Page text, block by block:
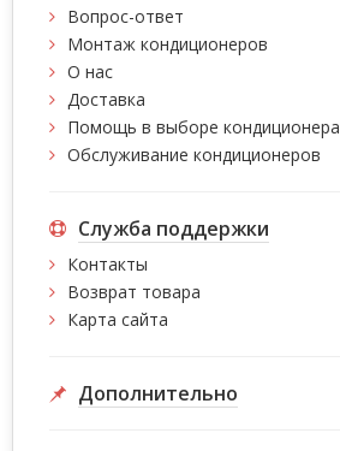
Вопрос-ответ
Монтаж кондиционеров
О нас
Доставка
Помощь в выборе кондиционера
Обслуживание кондиционеров
Служба поддержки
Контакты
Возврат товара
Карта сайта
Дополнительно